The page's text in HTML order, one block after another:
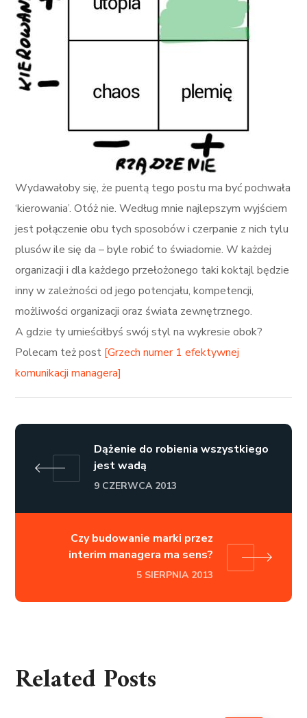
Wydawałoby się, że puentą tego postu ma być pochwała
‘kierowania’. Otóż nie. Według mnie najlepszym wyjściem
jest połączenie obu tych sposobów i czerpanie z nich tylu
plusów ile się da – byle robić to świadomie. W każdej
organizacji i dla każdego przełożonego taki koktajl będzie
inny w zależności od jego potencjału, kompetencji,
możliwości organizacji oraz świata zewnętrznego.
A gdzie ty umieściłbyś swój styl na wykresie obok?
Polecam też post [Grzech numer 1 efektywnej
komunikacji managera]
Dążenie do robienia wszystkiego
jest wadą
9 CZERWCA 2013
Czy budowanie marki przez
interim managera ma sens?
5 SIERPNIA 2013
Related Posts